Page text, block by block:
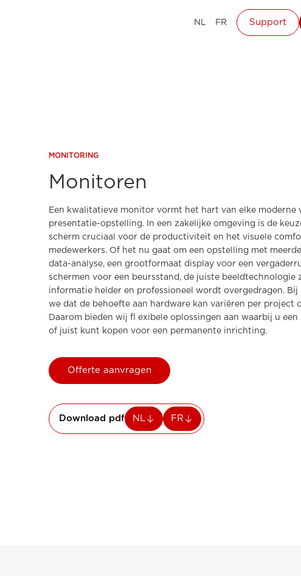
NL FR Support
MONITORING
Monitoren
Een kwalitatieve monitor vormt het hart van elke moderne
presentatie-opstelling. In een zakelijke omgeving is de
scherm cruciaal voor de productiviteit en het visuele
medewerkers. Of het nu gaat om een opstelling met
data-analyse, een grootformaat display voor een
schermen voor een beursstand, de juiste beeldtechnologie
informatie helder en professioneel wordt overgedragen. Bij
we dat de behoefte aan hardware kan variëren per project
Daarom bieden wij fl exibele oplossingen aan waarbij u
of juist kunt kopen voor een permanente inrichting.
Offerte aanvragen
Download pdf NL FR